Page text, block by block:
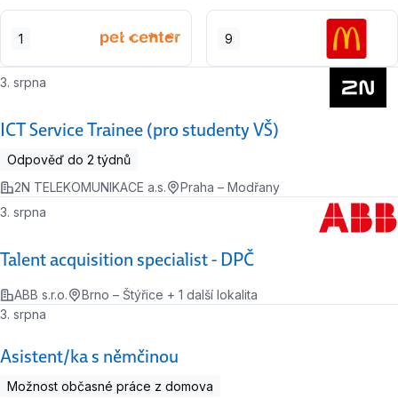
1 9
ICT Service Trainee (pro studenty VŠ)
3. srpna
Odpověď do 2 týdnů
2N TELEKOMUNIKACE a.s.
Praha – Modřany
Talent acquisition specialist - DPČ
3. srpna
ABB s.r.o. Brno – Štýřice + 1 další lokalita
Asistent/ka s němčinou
3. srpna
Možnost občasné práce z domova